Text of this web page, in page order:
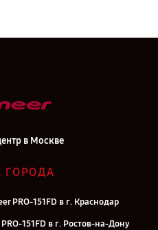
в Москве
ГОРОДА
PRO-151FD в г. Краснодар
151FD в г. Ростов-на-Дону